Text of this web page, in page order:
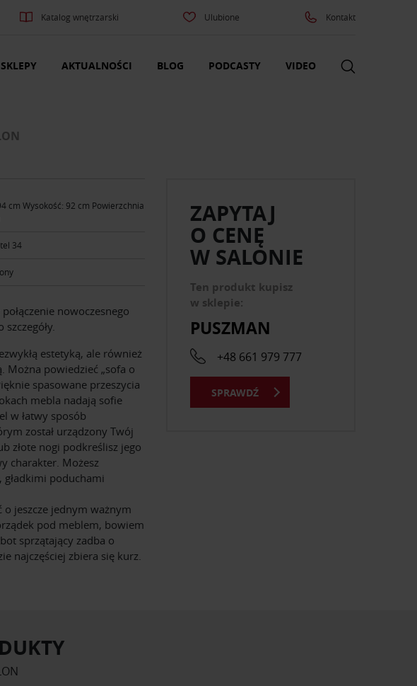
Katalog wnętrzarski Ulubione Kontakt
SKLEPY AKTUALNOŚCI BLOG PODCASTY VIDEO
cm Wysokość: 92 cm Powierzchnia
34
nowoczesnego
estetyką, ale również
Można powiedzieć „sofa o
spasowane przeszycia
mebla nadają sofie
w łatwy sposób
został urządzony Twój
złote nogi podkreślisz jego
charakter. Możesz
gładkimi poduchami
jeszcze jednym ważnym
pod meblem, bowiem
sprzątający zadba o
najczęściej zbiera się kurz.
ZAPYTAJ
O CENĘ
W SALONIE
Ten produkt kupisz
w sklepie:
PUSZMAN
+48 661 979 777
SPRAWDŹ